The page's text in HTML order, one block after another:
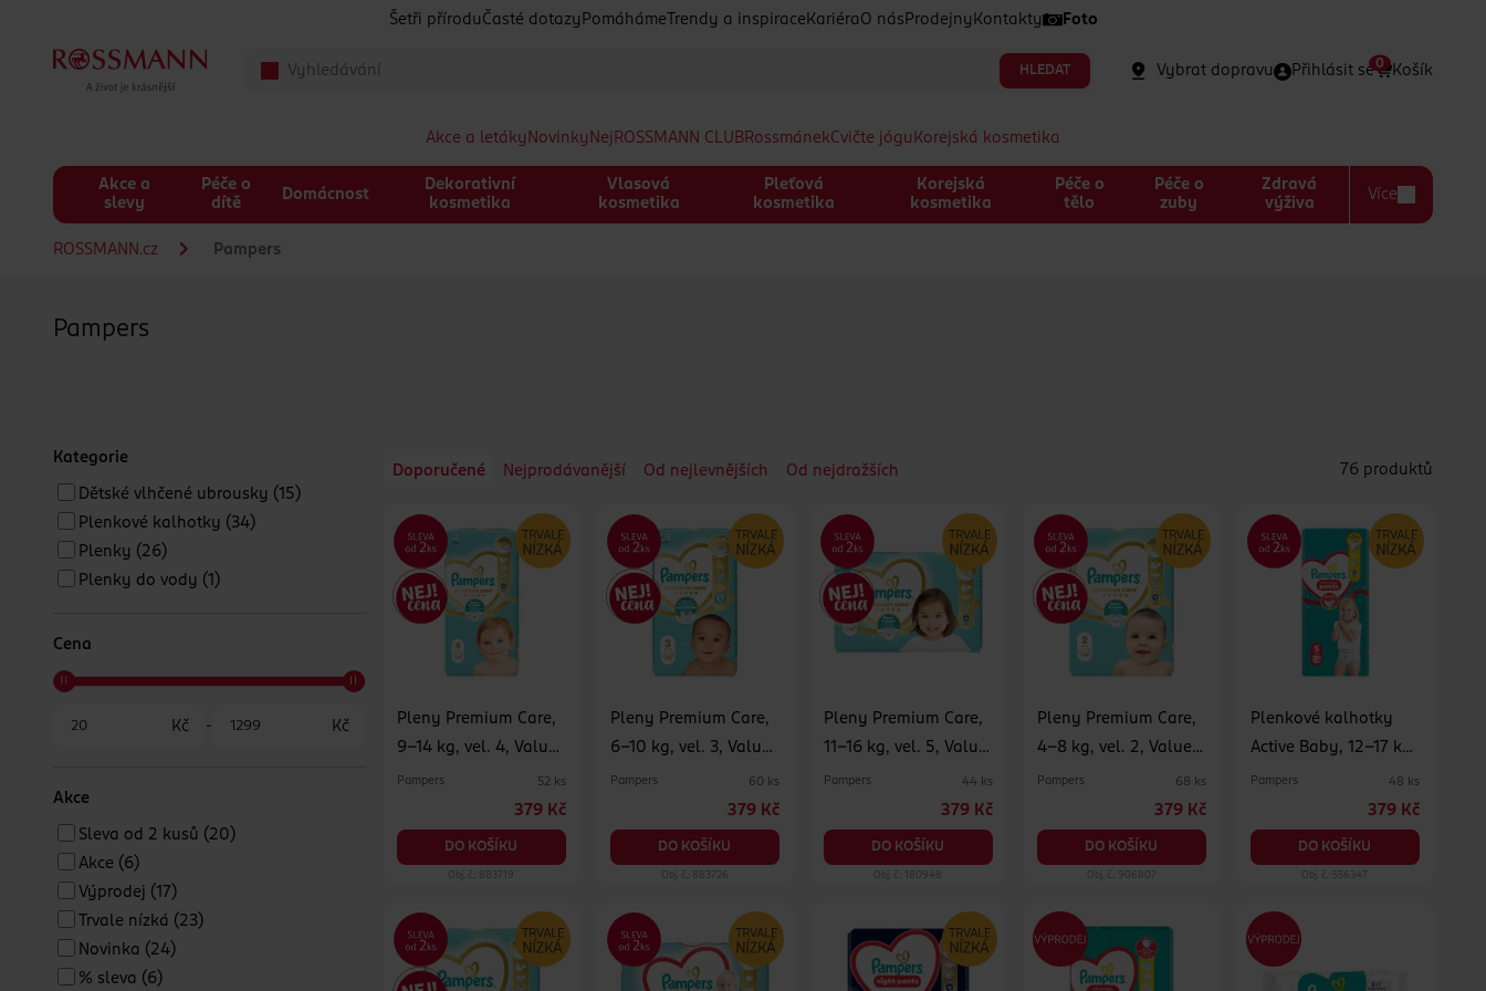
Šetři přírodu Časté dotazy Pomáháme Trendy a inspirace Kariéra O nás Prodejny Kontakty Foto
HLEDAT Vybrat dopravu Přihlásit se Košík
0
Akce a letáky Novinky Nej ROSSMANN CLUBRossmánekCvičte jógu Korejská kosmetika
Akce a
slevy
Péče o
dítě
Domácnost
Dekorativní
kosmetika
Vlasová
kosmetika
Pleťová
kosmetika
Korejská
kosmetika
Péče o
tělo
Péče o
zuby
Zdravá
výživa
Více
ROSSMANN.cz Pampers
Pampers
Kategorie
Dětské vlhčené ubrousky (15)
Plenkové kalhotky (34)
Plenky (26)
Plenky do vody (1)
Cena
Kč - Kč
Akce
Sleva od 2 kusů (20)
Akce (6)
Výprodej (17)
Trvale nízká (23)
Novinka (24)
% sleva (6)
Doporučené Nejprodávanější Od nejlevnějších Od nejdražších 76 produktů
Pleny Premium Care,
9–14 kg, vel. 4, Value
Pack 52 ks
Pampers 52 ks
379 Kč
DO KOŠÍKU
Obj. č.: 883719
Pleny Premium Care,
6–10 kg, vel. 3, Value
Pack 60 ks
Pampers 60 ks
379 Kč
DO KOŠÍKU
Obj. č.: 883726
Pleny Premium Care,
11–16 kg, vel. 5, Value
Pack 44 ks
Pampers 44 ks
379 Kč
DO KOŠÍKU
Obj. č.: 180948
Pleny Premium Care,
4–8 kg, vel. 2, Value
Pack 68 ks
Pampers 68 ks
379 Kč
DO KOŠÍKU
Obj. č.: 906807
Plenkové kalhotky
Active Baby, 12–17 kg,
vel. 5, Jumbo-Pack 48
Pampers 48 ks
379 Kč
DO KOŠÍKU
Obj. č.: 556347